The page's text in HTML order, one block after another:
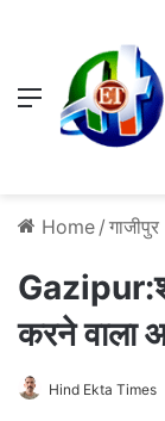
Menu
Home / गाजीपुर
करने वाला
Hind Ekta Times